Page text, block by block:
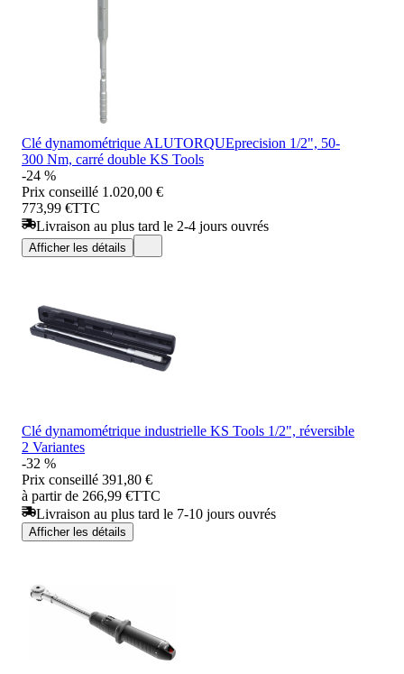
Clé dynamométrique ALUTORQUEprecision 1/2", 50-
300 Nm, carré double KS Tools
-24 %
Prix conseillé 1.020,00 €
773,99 €TTC
Livraison au plus tard le 2-4 jours ouvrés
Afficher les détails
Clé dynamométrique industrielle KS Tools 1/2", réversible
2 Variantes
-32 %
Prix conseillé 391,80 €
à partir de 266,99 €TTC
Livraison au plus tard le 7-10 jours ouvrés
Afficher les détails